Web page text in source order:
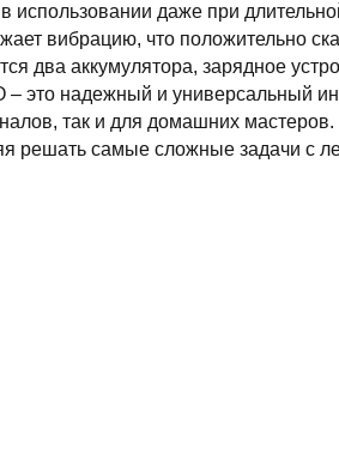
даже при
вибрацию, что положительно
два аккумулятора, зарядное
– это надежный и универсальный
так и для домашних
решать самые сложные задачи с